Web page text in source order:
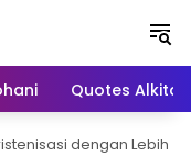
Quotes Alkitab
dengan Lebih